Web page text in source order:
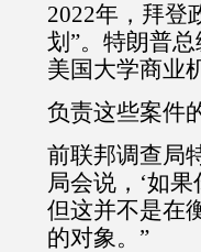
2022年，拜登
划”。特朗普
美国大学商业
负责这些案件
前联邦调查局
局会说，‘如
但这并不是在
的对象。”